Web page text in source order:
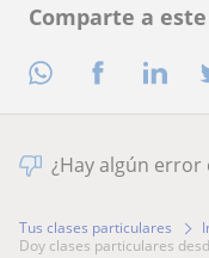
Comparte a
¿Hay algún error
Tus clases particulares
doy clases particulares